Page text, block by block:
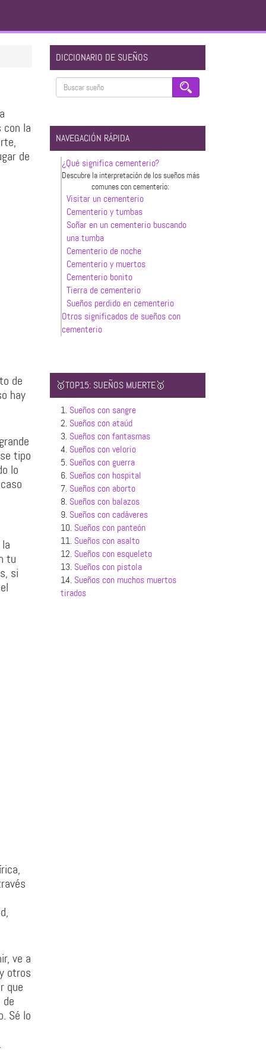
con la
de
de
hay
tipo
lo
tu
si
ve a
otros
que
Sé lo
DICCIONARIO DE SUEÑOS
NAVEGACIÓN RÁPIDA
¿Qué significa cementerio?
Descubre la interpretación de los sueños más
comunes con cementerio:
Visitar un cementerio
Cementerio y tumbas
Soñar en un cementerio buscando
una tumba
Cementerio de noche
Cementerio y muertos
Cementerio bonito
Tierra de cementerio
Sueños perdido en cementerio
Otros significados de sueños con
cementerio
🥇TOP15: SUEÑOS MUERTE🥇
1. Sueños con sangre
2. Sueños con ataúd
3. Sueños con fantasmas
4. Sueños con velorio
5. Sueños con guerra
6. Sueños con hospital
7. Sueños con aborto
8. Sueños con balazos
9. Sueños con cadáveres
10. Sueños con panteón
11. Sueños con asalto
12. Sueños con esqueleto
13. Sueños con pistola
14. Sueños con muchos muertos
tirados